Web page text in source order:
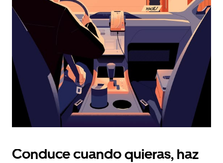
Presiona
la
tecla Esc
para
calendario.
Conduce cuando quieras, haz